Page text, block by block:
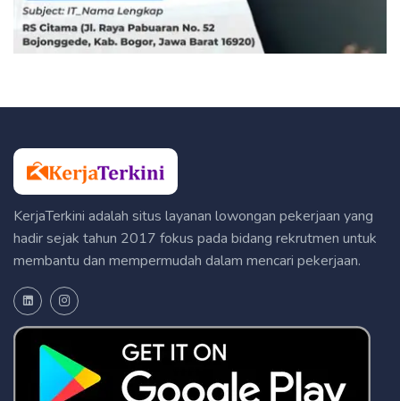
KerjaTerkini adalah situs layanan lowongan pekerjaan yang
hadir sejak tahun 2017 fokus pada bidang rekrutmen untuk
membantu dan mempermudah dalam mencari pekerjaan.